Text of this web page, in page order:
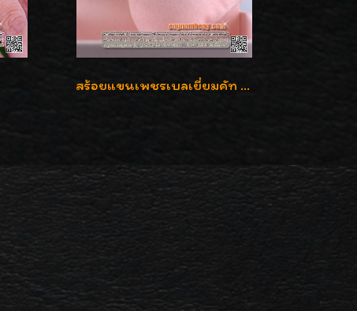
สร้อยแขนเพชรเบลเยี่ยมคัท น้ำ 97 G-Color/VVS เพชร 17 เม็ดน้ำหนักเพชร 0.78 กะรัต ตัวเรือนทองน้ำหนัก 9.7 กรัม ใส่สวยน่ารัก ราคาไม่แพงค่ะ